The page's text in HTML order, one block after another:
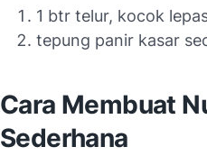
1 btr telur, kocok
tepung panir kasar
Cara Membuat
Sederhana